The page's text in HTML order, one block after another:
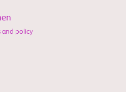
and policy